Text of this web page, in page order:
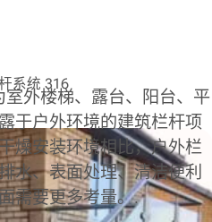
系统 316
室外楼梯、露台、阳台、平
于户外环境的建筑栏杆项
燥安装环境相比，户外栏
水、表面处理、清洁便利
需要更多考量。.